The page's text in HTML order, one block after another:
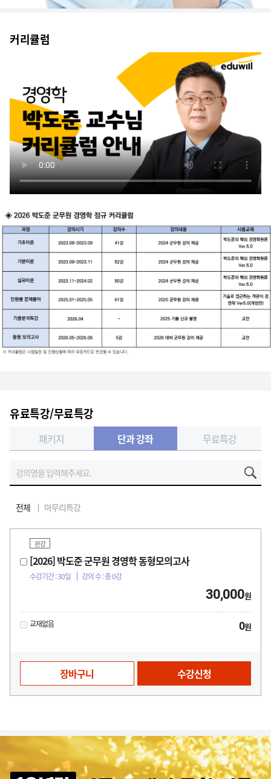
경영학의 기본이론을 잘 설명해주십니다. 공무원 경영학 입문하시기에 아주 ...
단원별 문제풀이 강의 덕분에 정리도 잘 되고 올해 시험 잘 볼 수 있을 ...
문제의 핵심을 잘 알려주시고, 어렵지 않게 설명해주시고, 지루하지 않게 ...
기출 문제의 흐름이나 중요한 문제들을 한번에 파악 할 수 있어서 너무 좋...
판서 정리를 너무 잘 해주셔서 이해도 잘 되고 다른 강의보다 월등히 좋다...
경영학 강의의 기본적인 개념을 잘 파악해주시고, 문제의 문항별로 세세하게...
경영학 시험에 대한 핵심을 잘 알려주시는 매우 알찬강의입니다. 시험문제...
경영학의 기본! 최고의 강의라고 생각합니다. 경영학이 자신이 없었는데...
아주아주 만족하는 강의입니다. 경영학의 기본적인 개념을 잘 잡아주셔서 좋...
경영학 박도준교수님
뼈대를 잡아주시고 체계적으로 가르쳐주셔서 귀에 쏙쏙 박힙니다. 최고에요!...
처음 배우는 경영학인데, 강의해주시는 속도가 너무 빠르지 않고 따분할 법...
경영학 처음배워서 이해가 안되는부분이 많은데 예를 들어주셔서 쉽게 접근할...
꼼꼼한 경영학
체계적인 설명과 수월하게 이해가능하게끔 수업해주십니다. 또한 각 단원별 ...
커리큘럼
유료특강/무료특강
패키지 단과 강좌 무료특강
전체 마무리특강
완강
[2026] 박도준 군무원 경영학 동형모의고사
수강기간 : 30일 강의 수 : 총 0강
30,000원
교재없음 0원
장바구니 수강신청